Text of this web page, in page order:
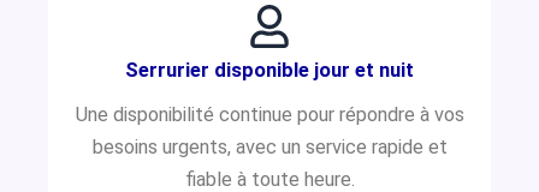
Serrurier disponible jour et nuit
Une disponibilité continue pour répondre à vos
besoins urgents, avec un service rapide et
fiable à toute heure.